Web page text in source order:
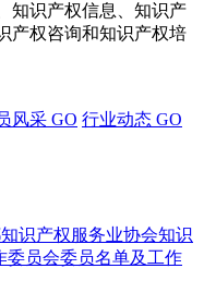
知识产权信息、知识产
产权咨询和知识产权培
风采 GO 行业动态 GO
识产权服务业协会知识
委员会委员名单及工作